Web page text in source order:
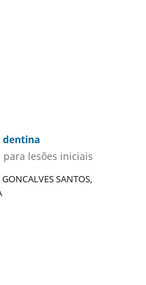
dentina
lesões iniciais
SANTOS,